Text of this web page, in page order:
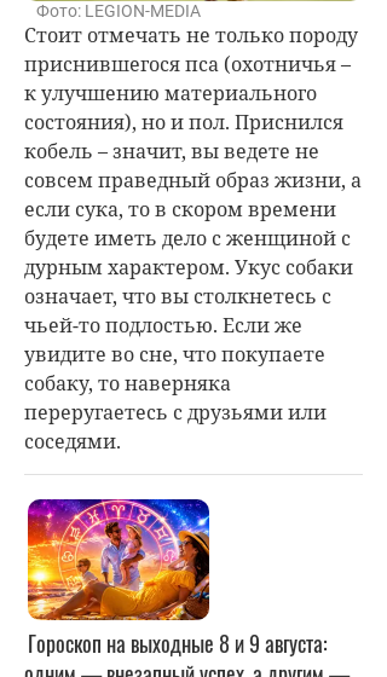
Фото: LEGION-MEDIA
Стоит отмечать не только породу
приснившегося пса (охотничья –
к улучшению материального
состояния), но и пол. Приснился
кобель – значит, вы ведете не
совсем праведный образ жизни, а
если сука, то в скором времени
будете иметь дело с женщиной с
дурным характером. Укус собаки
означает, что вы столкнетесь с
чьей-то подлостью. Если же
увидите во сне, что покупаете
собаку, то наверняка
переругаетесь с друзьями или
соседями.